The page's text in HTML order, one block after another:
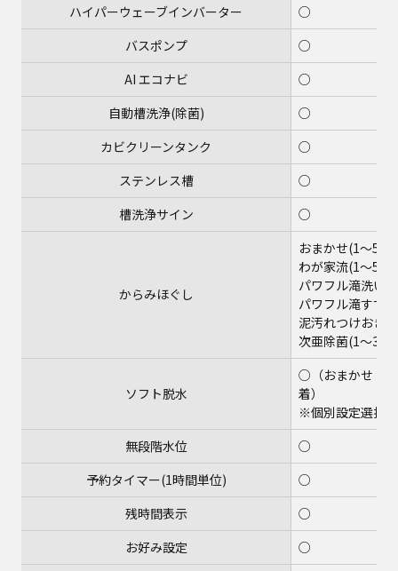
ハイパーウェーブインバーター
○
バスポンプ
○
AI エコナビ
○
自動槽洗浄(除菌)
○
カビクリーンタンク
○
ステンレス槽
○
槽洗浄サイン
○
からみほぐし
おまかせ(1～5kg)
わが家流(1～5kg)
パワフル滝洗い
パワフル滝すす
泥汚れつけおき
次亜除菌(1～3kg)
ソフト脱水
○（おまかせ・
着）
※個別設定選択
無段階水位
○
予約タイマー(1時間単位)
○
残時間表示
○
お好み設定
○